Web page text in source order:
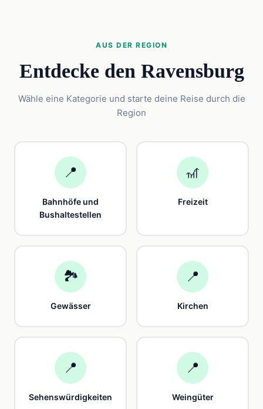
AUS DER REGION
Entdecke den Ravensburg
Wähle eine Kategorie und starte deine Reise durch die
Region
📍
Bahnhöfe und
Bushaltestellen
🎢
Freizeit
🏞️
Gewässer
📍
Kirchen
📍
Sehenswürdigkeiten
📍
Weingüter